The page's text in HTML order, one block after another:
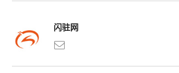
闪驻网